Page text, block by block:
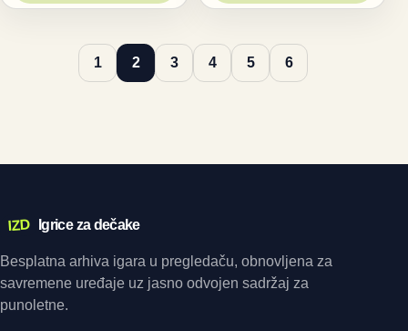
1 2 3 4 5 6
IZD Igrice za dečake
Besplatna arhiva igara u pregledaču, obnovljena za
savremene uređaje uz jasno odvojen sadržaj za
punoletne.